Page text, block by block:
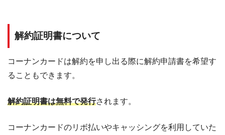
解約証明書について
コーナンカードは解約を申し出る際に解約申請書を希望す
ることもできます。
解約証明書は無料で発行されます。
コーナンカードのリボ払いやキャッシングを利用していた